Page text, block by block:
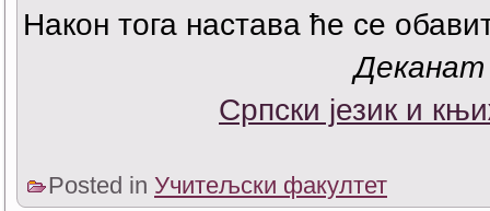
Након тога настава ће се
Српски језик и
Posted in Учитељски факултет